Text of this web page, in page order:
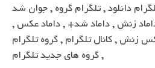
دانلود,تلگرام گروه,جوان شد
زنش,داماد شد+,داماد عکس,
زنش,کانال تلگرام,گروه تلگرام
گروه های جدید تلگرام